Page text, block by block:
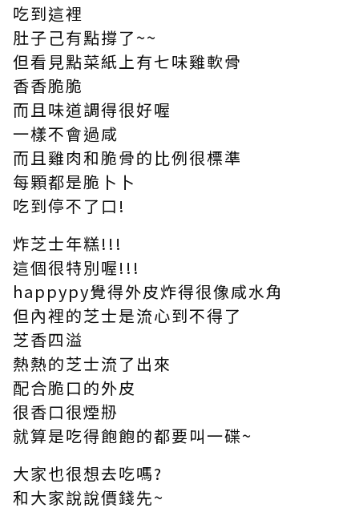
吃到這裡
肚子己有點撐了~~
但看見點菜紙上有七味雞軟骨
香香脆脆
而且味道調得很好喔
一樣不會過咸
而且雞肉和脆骨的比例很標準
每顆都是脆卜卜
吃到停不了口!
炸芝士年糕!!!
這個很特別喔!!!
happypy覺得外皮炸得很像咸水角
但內裡的芝士是流心到不得了
芝香四溢
熱熱的芝士流了出來
配合脆口的外皮
很香口很煙刱
就算是吃得飽飽的都要叫一碟~
大家也很想去吃嗎?
和大家說說價錢先~